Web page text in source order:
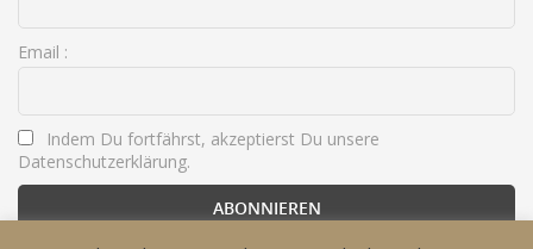
Email :
Indem Du fortfährst, akzeptierst Du unsere
Datenschutzerklärung.